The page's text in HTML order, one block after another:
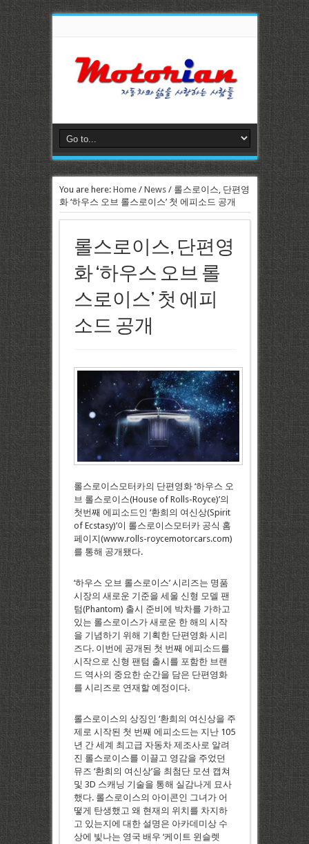
You are here: Home/ News/ 롤스로이스, 단편영
화 ‘하우스 오브 롤스로이스’ 첫 에피소드 공개
롤스로이스, 단편영
화 ‘하우스 오브 롤
스로이스’ 첫 에피
소드 공개
롤스로이스모터카의 단편영화 ‘하우스 오
브 롤스로이스(House of Rolls-Royce)’의
첫번째 에피소드인 ‘환희의 여신상(Spirit
of Ecstasy)’이 롤스로이스모터카 공식 홈
페이지(www.rolls-roycemotorcars.com)
를 통해 공개됐다.
‘하우스 오브 롤스로이스’ 시리즈는 명품
시장의 새로운 기준을 세울 신형 모델 팬
텀(Phantom) 출시 준비에 박차를 가하고
있는 롤스로이스가 새로운 한 해의 시작
을 기념하기 위해 기획한 단편영화 시리
즈다. 이번에 공개된 첫 번째 에피소드를
시작으로 신형 팬텀 출시를 포함한 브랜
드 역사의 중요한 순간을 담은 단편영화
를 시리즈로 연재할 예정이다.
롤스로이스의 상징인 ‘환희의 여신상을 주
제로 시작된 첫 번째 에피소드는 지난 105
년 간 세계 최고급 자동차 제조사로 알려
진 롤스로이스를 이끌고 영감을 주었던
뮤즈 ‘환희의 여신상’을 최첨단 모션 캡쳐
및 3D 스캐닝 기술을 통해 실감나게 묘사
했다. 롤스로이스의 아이콘인 그녀가 어
떻게 탄생했고 왜 현재의 위치를 차지하
고 있는지에 대한 설명은 아카데미상 수
상에 빛나는 영국 배우 ‘케이트 윈슬렛